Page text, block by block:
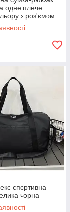
одне плече
з роз'ємом
спортивна
чорна